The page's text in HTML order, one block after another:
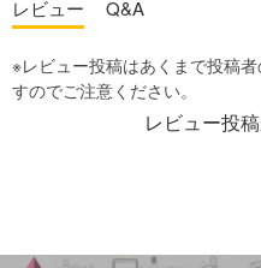
レビュー Q&A
レビュー投